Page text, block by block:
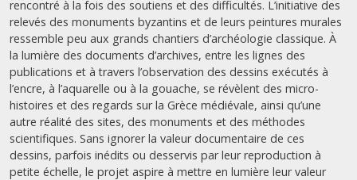
rencontré à la fois des soutiens et des difficultés. L’initiative des
relevés des monuments byzantins et de leurs peintures murales
ressemble peu aux grands chantiers d’archéologie classique. À
la lumière des documents d’archives, entre les lignes des
publications et à travers l’observation des dessins exécutés à
l’encre, à l’aquarelle ou à la gouache, se révèlent des micro-
histoires et des regards sur la Grèce médiévale, ainsi qu’une
autre réalité des sites, des monuments et des méthodes
scientifiques. Sans ignorer la valeur documentaire de ces
dessins, parfois inédits ou desservis par leur reproduction à
petite échelle, le projet aspire à mettre en lumière leur valeur